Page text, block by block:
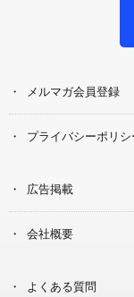
メルマガ会員登録
プライバシーポリシ
広告掲載
会社概要
よくある質問